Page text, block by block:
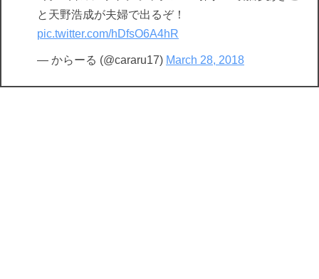
と天野浩成が夫婦で出るぞ！
pic.twitter.com/hDfsO6A4hR
— からーる (@cararu17) March 28, 2018